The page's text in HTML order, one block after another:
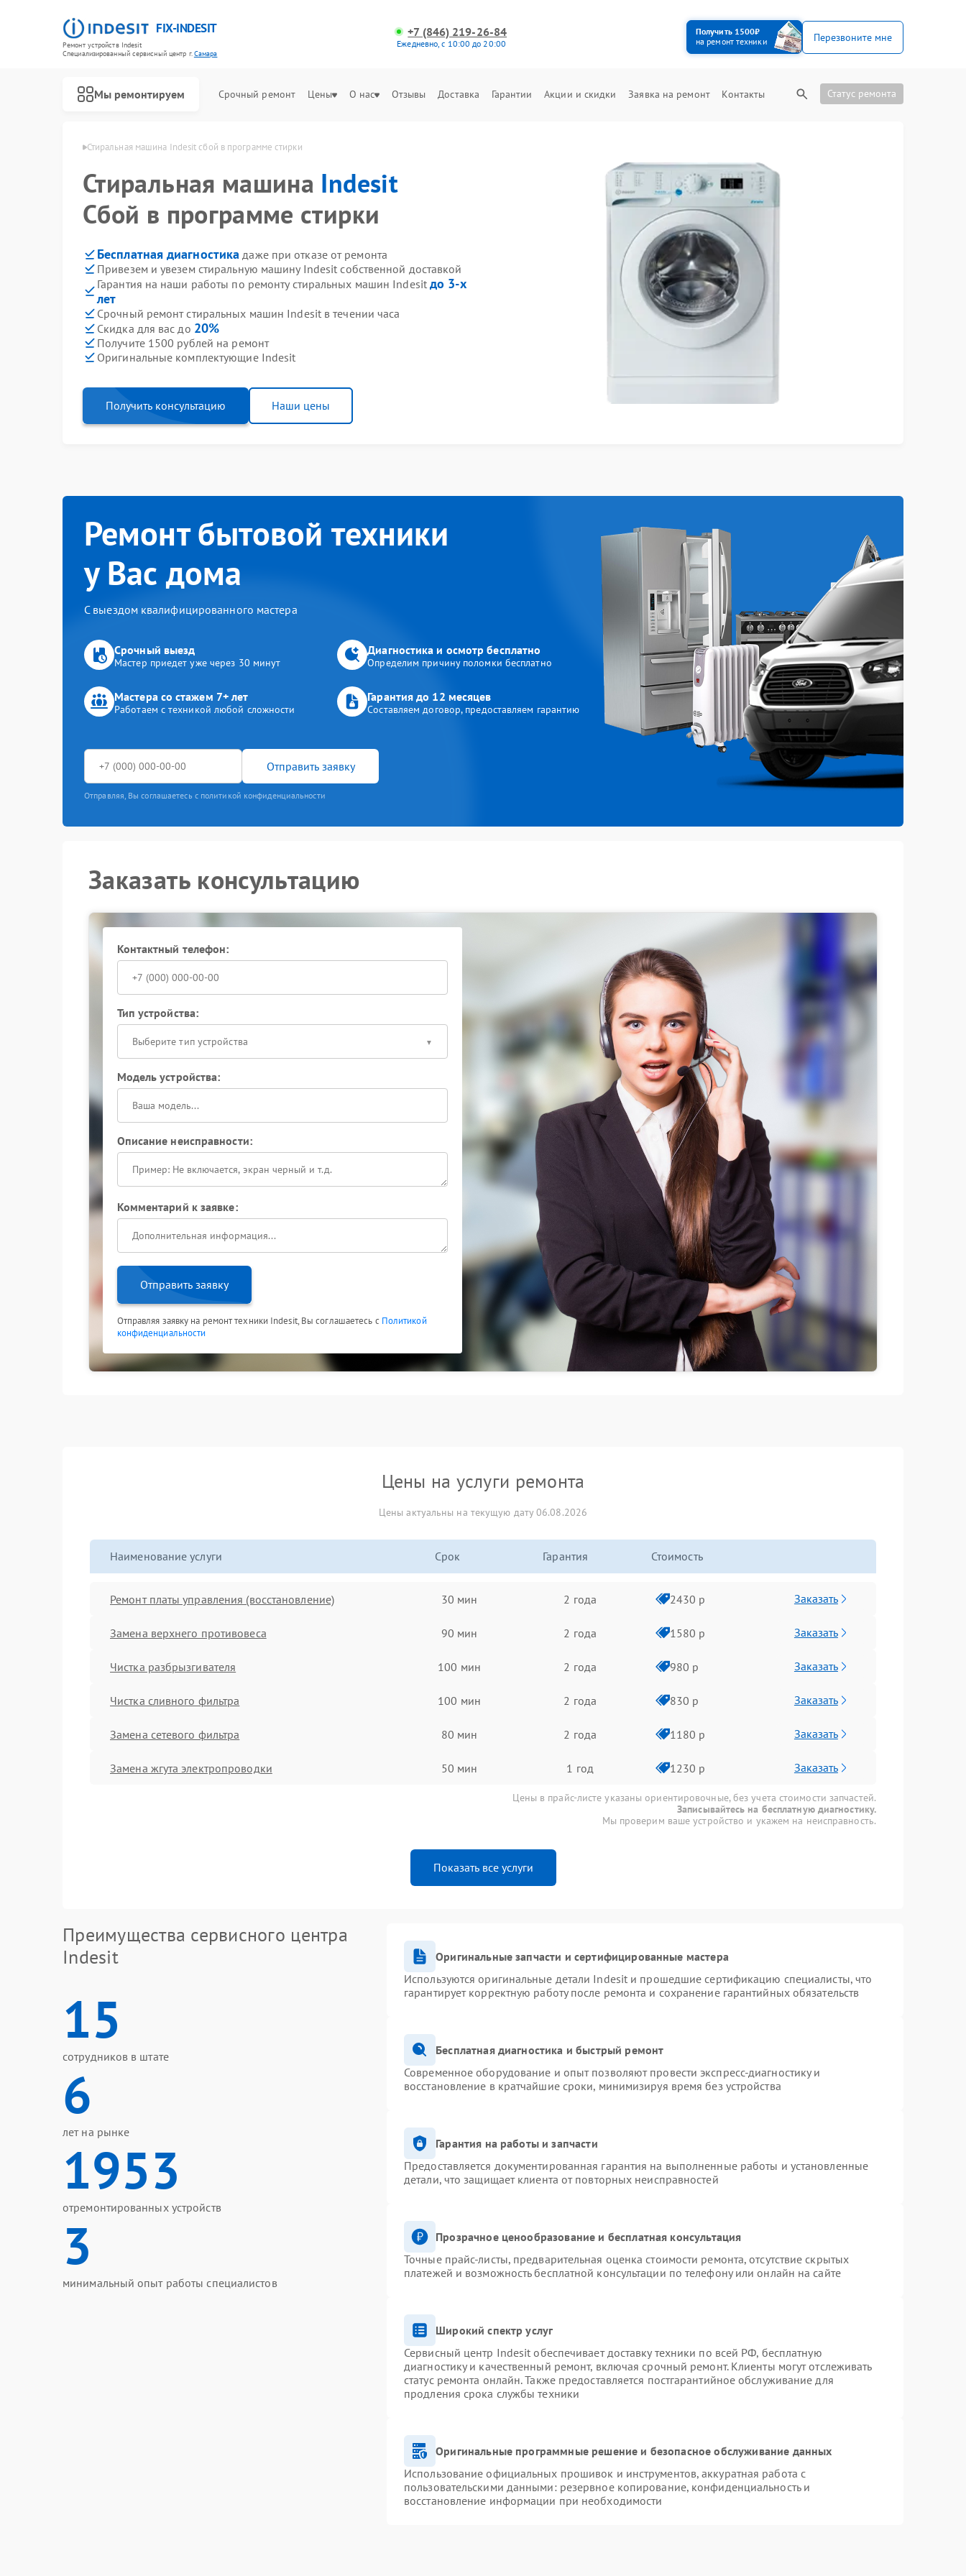
FIX-INDESIT
Ремонт устройств Indesit
Специализированный cервисный центр г.Самара
+7 (846) 219-26-84
Ежедневно, с 10:00 до 20:00
Получить 1500₽
на ремонт техники
Перезвоните мне
Мы ремонтируем Срочный ремонт Цены О нас Отзывы Доставка Гарантии Акции и скидки Заявка на ремонт Контакты Статус ремонта
Стиральная машина Indesit сбой в программе стирки
Стиральная машина Indesit
Сбой в программе стирки
Бесплатная диагностика даже при отказе от ремонта
Привезем и увезем стиральную машину Indesit собственной доставкой
Гарантия на наши работы по ремонту стиральных машин Indesit до 3-х
лет
Срочный ремонт стиральных машин Indesit в течении часа
Скидка для вас до 20%
Получите 1500 рублей на ремонт
Оригинальные комплектующие Indesit
Получить консультацию Наши цены
Ремонт бытовой техники
у Вас дома
С выездом квалифицированного мастера
Срочный выезд
Мастер приедет уже через 30 минут
Диагностика и осмотр бесплатно
Определим причину поломки бесплатно
Мастера со стажем 7+ лет
Работаем с техникой любой сложности
Гарантия до 12 месяцев
Составляем договор, предоставляем гарантию
Отправить заявку
Отправляя, Вы соглашаетесь с политикой конфиденциальности
Заказать консультацию
Контактный телефон:
Тип устройства:
Выберите тип устройства
Модель устройства:
Описание неисправности:
Комментарий к заявке:
Отправить заявку
Отправляя заявку на ремонт техники Indesit, Вы соглашаетесь с Политикой
конфиденциальности
Цены на услуги ремонта
Цены актуальны на текущую дату 06.08.2026
Наименование услуги Срок Гарантия Стоимость
Ремонт платы управления (восстановление) 30 мин 2 года 2430 р Заказать
Замена верхнего противовеса 90 мин 2 года 1580 р Заказать
Чистка разбрызгивателя 100 мин 2 года 980 р Заказать
Чистка сливного фильтра 100 мин 2 года 830 р Заказать
Замена сетевого фильтра 80 мин 2 года 1180 р Заказать
Замена жгута электропроводки 50 мин 1 год 1230 р Заказать
Цены в прайс-листе указаны ориентировочные, без учета стоимости запчастей.
Записывайтесь на бесплатную диагностику.
Мы проверим ваше устройство и укажем на неисправность.
Показать все услуги
Преимущества сервисного центра
Indesit
15
сотрудников в штате
6
лет на рынке
1953
отремонтированных устройств
3
минимальный опыт работы специалистов
Оригинальные запчасти и сертифицированные мастера
Используются оригинальные детали Indesit и прошедшие сертификацию специалисты, что
гарантирует корректную работу после ремонта и сохранение гарантийных обязательств
Бесплатная диагностика и быстрый ремонт
Современное оборудование и опыт позволяют провести экспресс-диагностику и
восстановление в кратчайшие сроки, минимизируя время без устройства
Гарантия на работы и запчасти
Предоставляется документированная гарантия на выполненные работы и установленные
детали, что защищает клиента от повторных неисправностей
Прозрачное ценообразование и бесплатная консультация
Точные прайс-листы, предварительная оценка стоимости ремонта, отсутствие скрытых
платежей и возможность бесплатной консультации по телефону или онлайн на сайте
Широкий спектр услуг
Сервисный центр Indesit обеспечивает доставку техники по всей РФ, бесплатную
диагностику и качественный ремонт, включая срочный ремонт. Клиенты могут отслеживать
статус ремонта онлайн. Также предоставляется постгарантийное обслуживание для
продления срока службы техники
Оригинальные программные решение и безопасное обслуживание данных
Использование официальных прошивок и инструментов, аккуратная работа с
пользовательскими данными: резервное копирование, конфиденциальность и
восстановление информации при необходимости